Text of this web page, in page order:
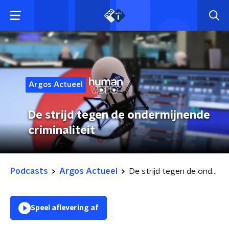
Argos Actueel
De strijd tegen de ondermijnende
criminaliteit
Podcasts Argos Actueel De strijd tegen de ondermijnende criminaliteit
Speel aflevering af